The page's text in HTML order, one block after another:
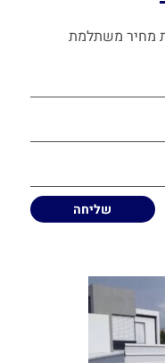
מחיר משתלמת